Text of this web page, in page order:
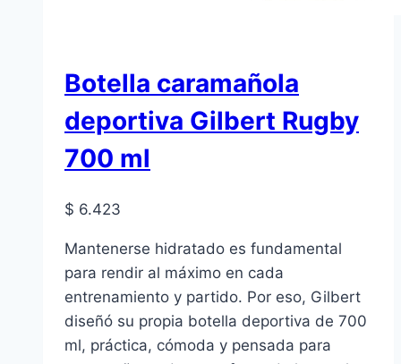
Botella caramañola
deportiva Gilbert Rugby
700 ml
$ 6.423
Mantenerse hidratado es fundamental
para rendir al máximo en cada
entrenamiento y partido. Por eso, Gilbert
diseñó su propia botella deportiva de 700
ml, práctica, cómoda y pensada para